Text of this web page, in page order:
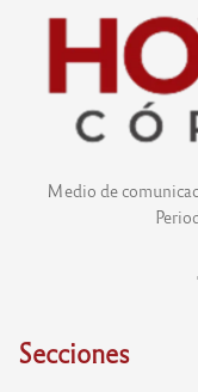
Medio de
Secciones